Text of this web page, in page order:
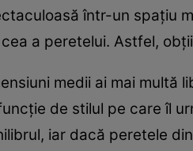
într-un spațiu
a peretelui. Astfel,
medii ai mai
de stilul pe care îl
iar dacă peretele